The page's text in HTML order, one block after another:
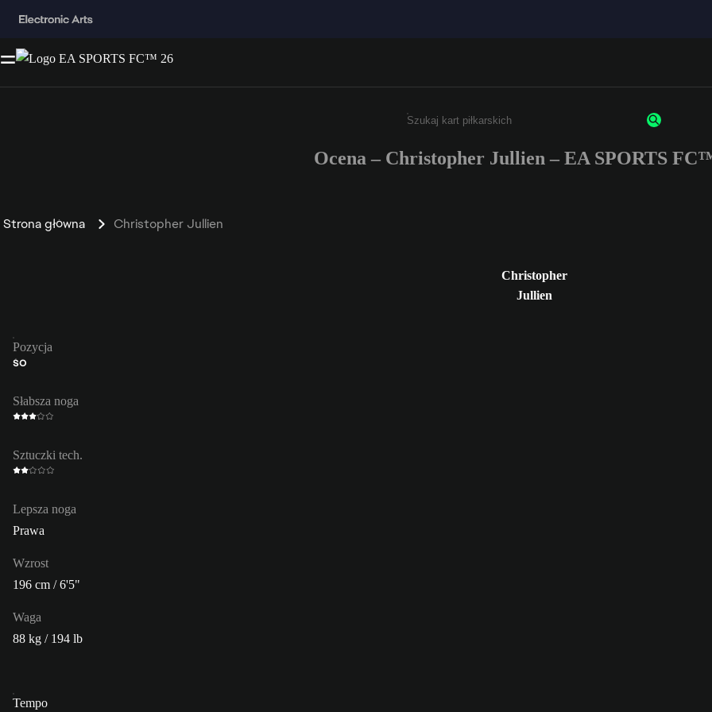
Wpisz co najmniej 3 znaki lub cyfry.
Ocena – Christopher Jullien – EA SPORTS
Strona główna Christopher Jullien
Christopher
Jullien
Pozycja
ŚO
Słabsza noga
Sztuczki tech.
Lepsza noga
Prawa
Wzrost
196 cm / 6'5"
Waga
88 kg / 194 lb
Tempo